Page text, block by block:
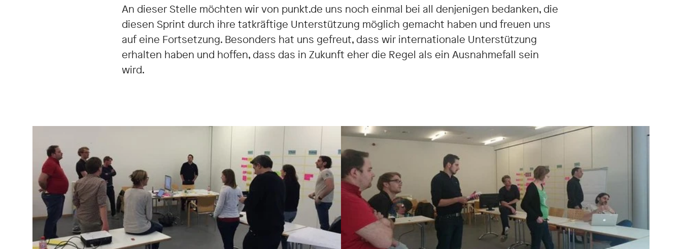
An dieser Stelle möchten wir von punkt.de uns noch einmal bei all denjenigen bedanken, die
diesen Sprint durch ihre tatkräftige Unterstützung möglich gemacht haben und freuen uns
auf eine Fortsetzung. Besonders hat uns gefreut, dass wir internationale Unterstützung
erhalten haben und hoffen, dass das in Zukunft eher die Regel als ein Ausnahmefall sein
wird.